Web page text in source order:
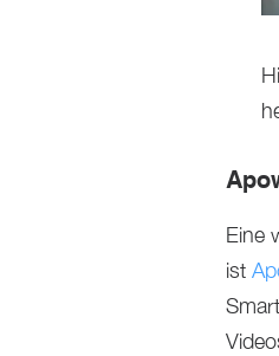
Eine
ist